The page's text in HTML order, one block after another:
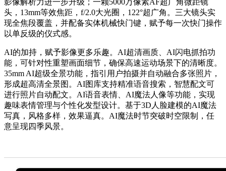
影像解析力进一步升级；一颗5000万像素AF超广角微距镜
头，13mm等效焦距，f/2.0大光圈，122°超广角。三大镜头实
现全焦段覆盖，并配备实体机械快门键，赋予每一次快门操作
以单反级的仪式感。
AI的加持，赋予影像更多乐趣。AI超清画质、AI闪电抓拍功
能，可针对性重塑画面细节，确保高速运动场景下的清晰度。
35mm AI超级全景功能，指引用户拍摄并自动融合多张照片，
形成超高清全景图。AI图库支持精准语音搜索，智慧配文可
进行照片自动配文。AI语音表情、AI魔法人像等功能，实现
趣味表情管理与个性化发型设计。基于3D人脸建模的AI魔法
写真，风格多样，效果逼真。AI魔法时节突破时空限制，任
意呈现四季风景。